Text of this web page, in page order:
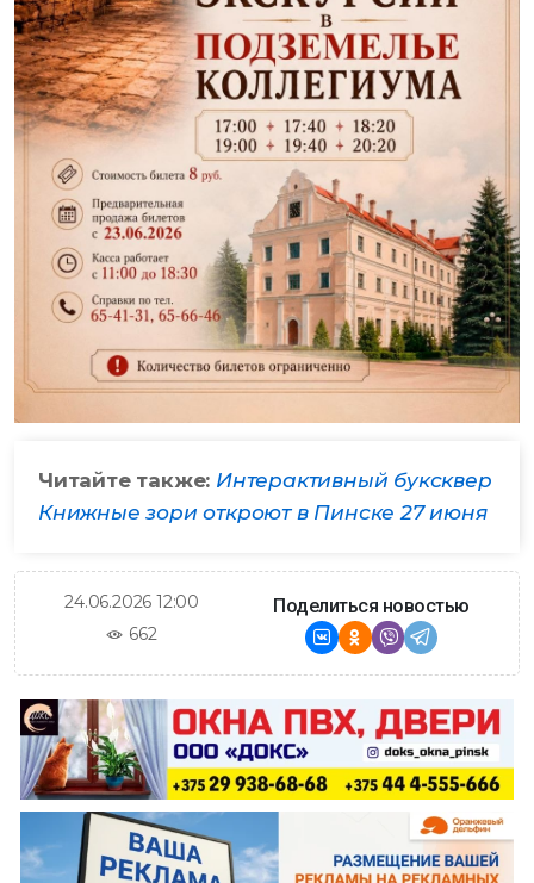
Читайте также: Интерактивный буксквер
Книжные зори откроют в Пинске 27 июня
24.06.2026 12:00
662
Поделиться новостью